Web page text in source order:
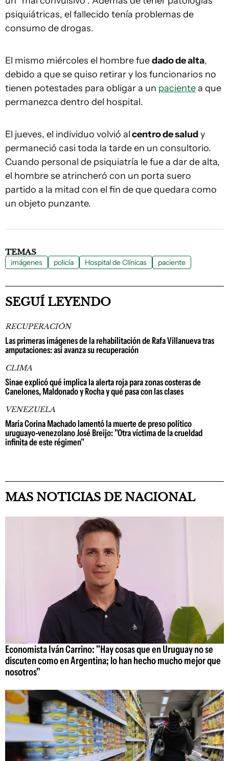
psiquiátricas, el fallecido tenía problemas de
consumo de drogas.
El mismo miércoles el hombre fuedado de alta,
debido a que se quiso retirar y los funcionarios no
tienen potestades para obligar a un pacientea que
permanezca dentro del hospital.
El jueves, el individuo volvió alcentro de saludy
permaneció casi toda la tarde en un consultorio.
Cuando personal de psiquiatría le fue a dar de alta,
el hombre se atrincheró con un porta suero
partido a la mitad con el fin de que quedara como
un objeto punzante.
TEMAS
imágenes policía Hospital de Clínicas paciente
SEGUÍ LEYENDO
RECUPERACIÓN
Las primeras imágenes de la rehabilitación de Rafa Villanueva tras
amputaciones: así avanza su recuperación
CLIMA
Sinae explicó qué implica la alerta roja para zonas costeras de
Canelones, Maldonado y Rocha y qué pasa con las clases
VENEZUELA
María Corina Machado lamentó la muerte de preso político
uruguayo-venezolano José Breijo: "Otra víctima de la crueldad
infinita de este régimen"
MAS NOTICIAS DE NACIONAL
Economista Iván Carrino: "Hay cosas que en Uruguay no se
discuten como en Argentina; lo han hecho mucho mejor que
nosotros"